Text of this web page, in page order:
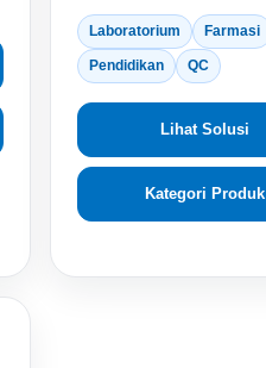
Laboratorium Farmasi
Pendidikan QC
Lihat Solusi
Kategori Produk